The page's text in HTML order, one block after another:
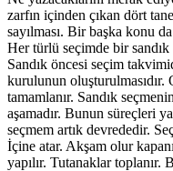
zarfın içinden çıkan dört
sayılması. Bir başka konu
Her türlü seçimde bir sandık
Sandık öncesi seçim
kurulunun oluşturulmasıdır.
tamamlanır. Sandık
aşamadır. Bunun süreçleri
seçmem artık devrededir.
İçine atar. Akşam olur
yapılır. Tutanaklar